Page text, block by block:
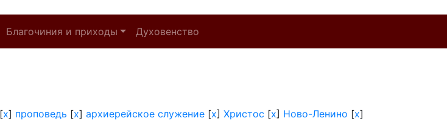
Благочиния и приходы Духовенство
[x] проповедь [x] архиерейское служение [x] Христос [x] Ново-Ленино [x]